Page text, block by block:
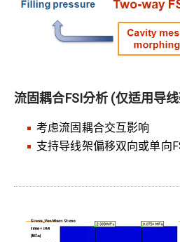
流固耦合FSI分析 (仅适用导
考虑流固耦合交互影响
支持导线架偏移双向或单向